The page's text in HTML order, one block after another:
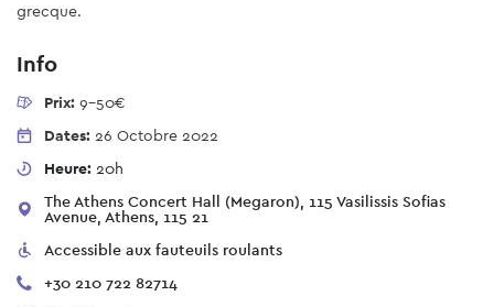
grecque.
Info
Prix: 9-50€
Dates: 26 Octobre 2022
Heure: 20h
The Athens Concert Hall (Megaron), 115 Vasilissis Sofias
Avenue, Athens, 115 21
Accessible aux fauteuils roulants
+30 210 722 82714